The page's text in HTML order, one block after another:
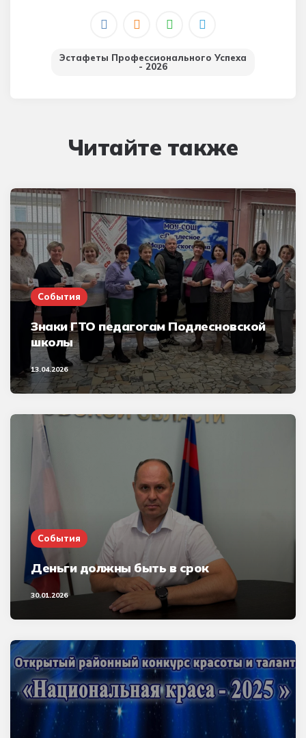
Эстафеты Профессионального Успеха
- 2026
Читайте также
События
Знаки ГТО педагогам Подлесновской
школы
13.04.2026
События
Деньги должны быть в срок
30.01.2026